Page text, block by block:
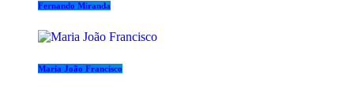
Fernando Miranda
Maria João Francisco